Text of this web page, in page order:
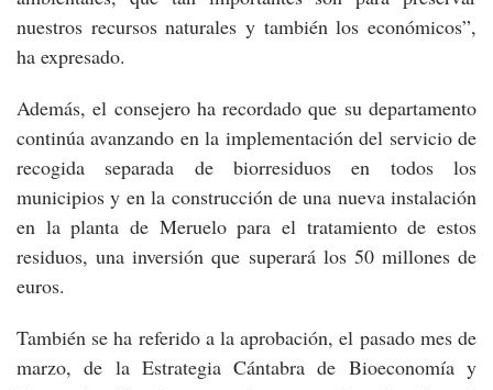
nuestros recursos naturales y también los económicos”,
ha expresado.
Además, el consejero ha recordado que su departamento
continúa avanzando en la implementación del servicio de
recogida separada de biorresiduos en todos los
municipios y en la construcción de una nueva instalación
en la planta de Meruelo para el tratamiento de estos
residuos, una inversión que superará los 50 millones de
euros.
También se ha referido a la aprobación, el pasado mes de
marzo, de la Estrategia Cántabra de Bioeconomía y